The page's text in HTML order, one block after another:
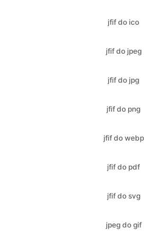
jfif do jpg
jfif do png
jfif do webp
jfif do pdf
jfif do svg
jpeg do gif
jpeg do ico
jpeg do bmp